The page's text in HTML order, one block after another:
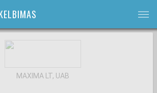
bars
MAXIMA LT, UAB